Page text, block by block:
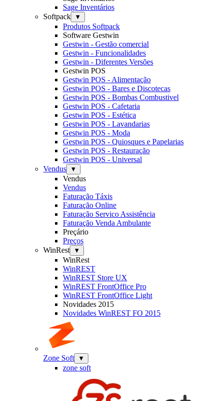
Sage Inventários
Softpack
▼
Produtos Softpack
Software Gestwin
Gestwin - Gestão comercial
Gestwin - Funcionalidades
Gestwin - Diferentes Versões
Gestwin POS
Gestwin POS - Alimentação
Gestwin POS - Bares e Discotecas
Gestwin POS - Bombas Combustivel
Gestwin POS - Cafetaria
Gestwin POS - Estética
Gestwin POS - Lavandarias
Gestwin POS - Moda
Gestwin POS - Quiosques e Papelarias
Gestwin POS - Restauração
Gestwin POS - Universal
Vendus
▼
Vendus
Vendus
Faturação Táxis
Faturação Online
Faturação Servico Assistência
Faturação Venda Ambulante
Preçário
Preços
WinRest
▼
WinRest
WinREST
WinREST Store UX
WinREST FrontOffice Pro
WinREST FrontOffice Light
Novidades 2015
Novidades WinREST FO 2015
Zone Soft ▼
zone soft